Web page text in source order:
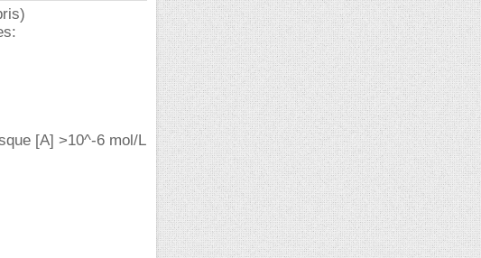
[A] >10^-6 mol/L